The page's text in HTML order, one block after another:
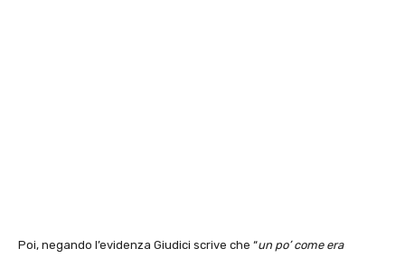
Poi, negando l’evidenza Giudici scrive che “un po’ come era